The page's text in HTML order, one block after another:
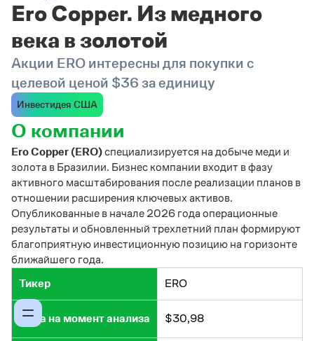
Ero Copper. Из медного
века в золотой
Акции ERO интересны для покупки с
целевой ценой $36 за единицу
Инвестидея США
О компании
Ero Copper (ERO)специализируется на добыче меди и
золота в Бразилии. Бизнес компании входит в фазу
активного масштабирования после реализации планов в
отношении расширения ключевых активов.
Опубликованные в начале 2026 года операционные
результаты и обновленный трехлетний план формируют
благоприятную инвестиционную позицию на горизонте
ближайшего года.
Тикер
ERO
Цена на момент анализа $30,98